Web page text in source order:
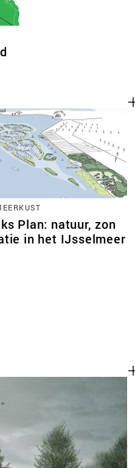
Plan: natuur, zon
in het IJsselmeer